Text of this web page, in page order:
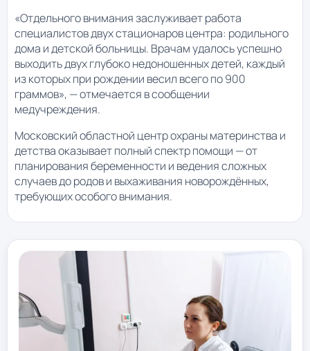
«Отдельного внимания заслуживает работа
специалистов двух стационаров центра: родильного
дома и детской больницы. Врачам удалось успешно
выходить двух глубоко недоношенных детей, каждый
из которых при рождении весил всего по 900
граммов», — отмечается в сообщении
медучреждения.
Московский областной центр охраны материнства и
детства оказывает полный спектр помощи — от
планирования беременности и ведения сложных
случаев до родов и выхаживания новорождённых,
требующих особого внимания.